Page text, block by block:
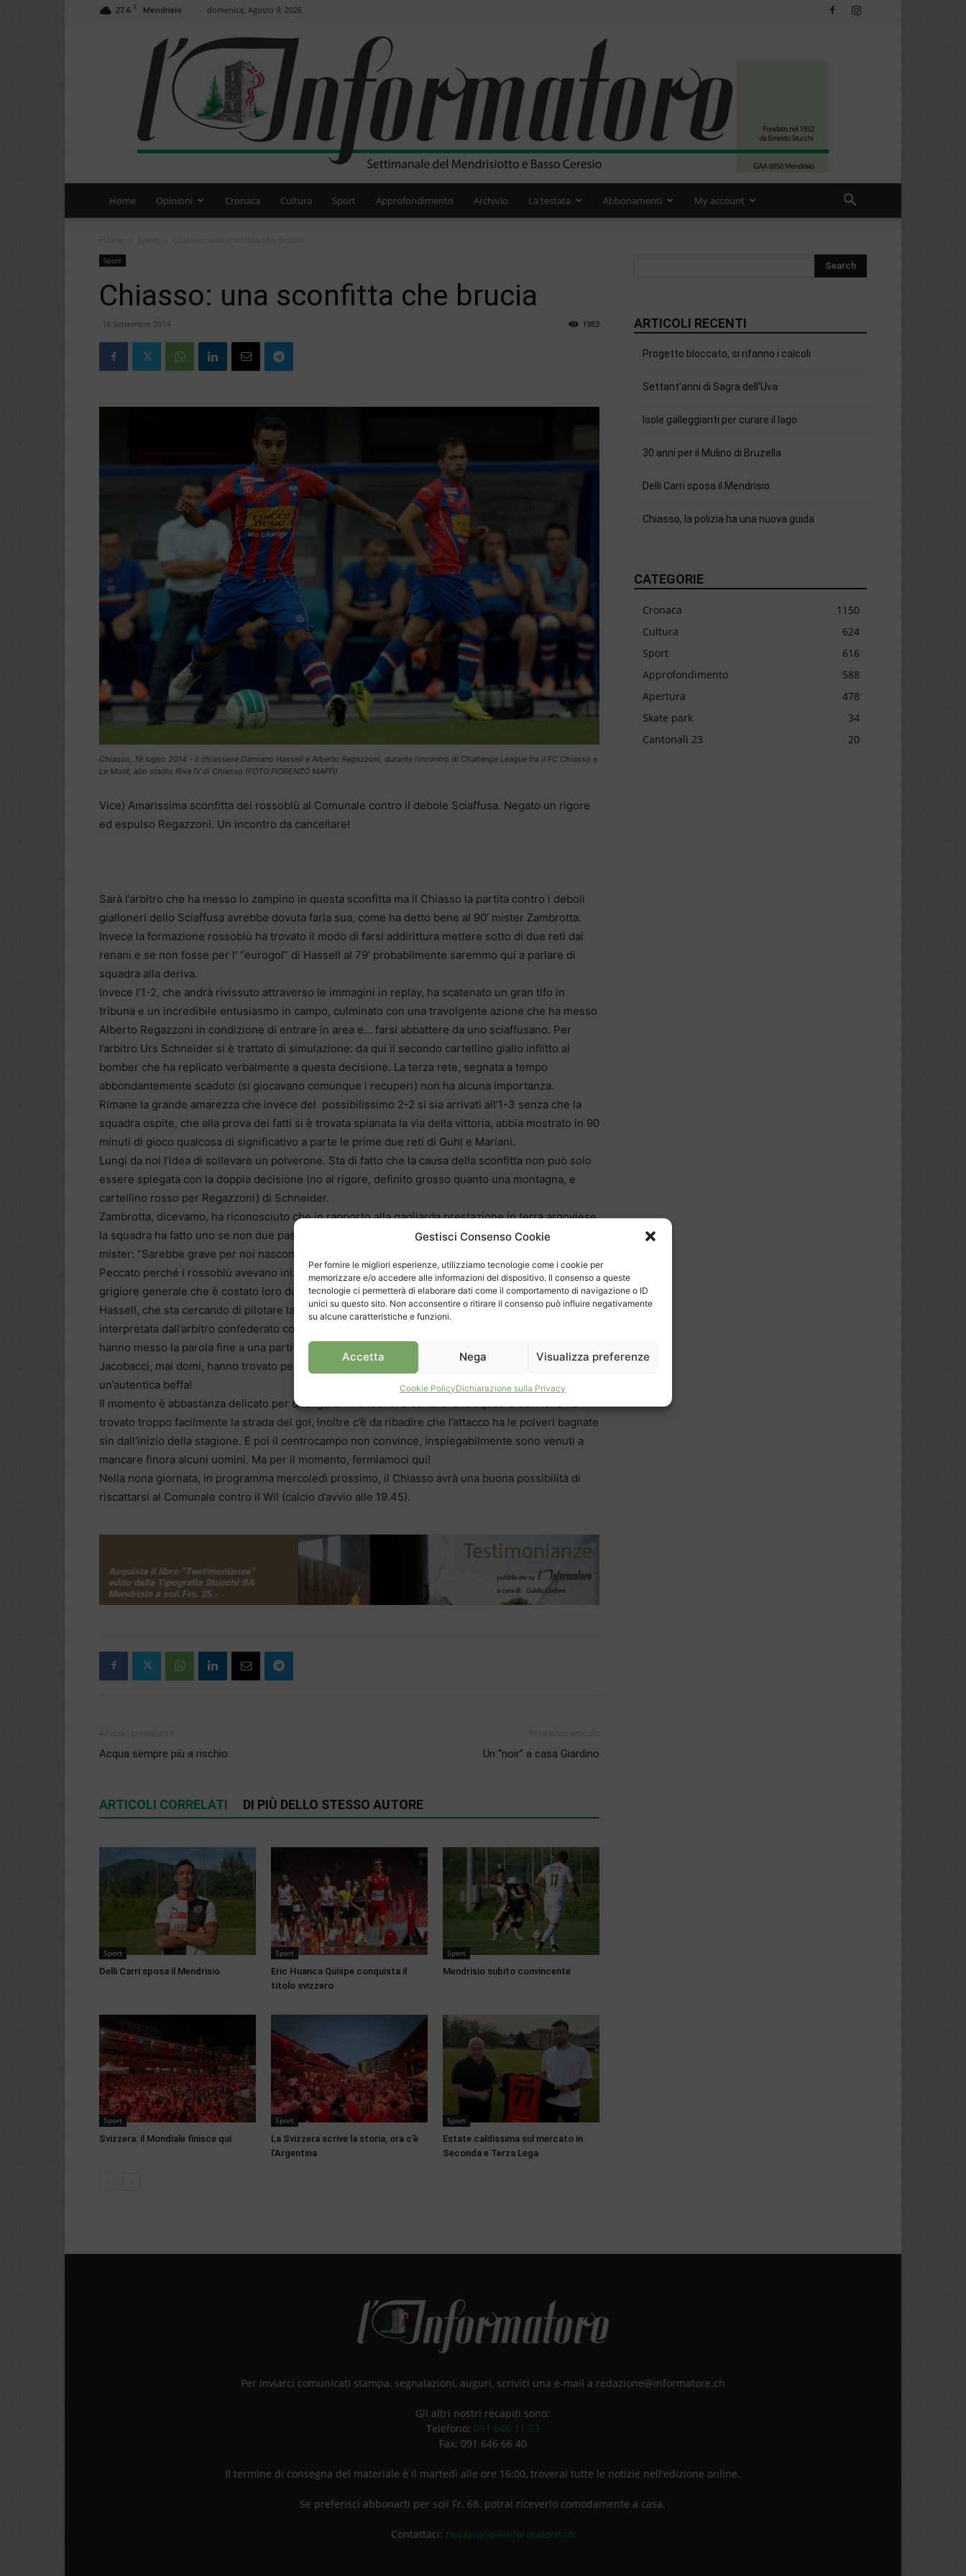
Gestisci Consenso Cookie
Per fornire le migliori esperienze, utilizziamo tecnologie come i cookie per
memorizzare e/o accedere alle informazioni del dispositivo. Il consenso a queste
tecnologie ci permetterà di elaborare dati come il comportamento di navigazione o ID
unici su questo sito. Non acconsentire o ritirare il consenso può influire negativamente
su alcune caratteristiche e funzioni.
Accetta Nega Visualizza preferenze
Cookie PolicyDichiarazione sulla Privacy
27.6 C Mendrisio domenica, Agosto 9, 2026
Home Opinioni Cronaca Cultura Sport Approfondimento Archivio La testata Abbonamenti My account
Sport
Chiasso: una sconfitta che brucia
18 Settembre 2014 1983
Chiasso, 19 luglio 2014 - il chiassese Damiano Hassell e Alberto Regazzoni, durante l'incontro di Challenge League fra il FC Chiasso e
Le Mont, allo stadio Riva IV di Chiasso (FOTO FIORENZO MAFFI)
Vice) Amarissima sconfitta dei rossoblù al Comunale contro il debole Sciaffusa. Negato un rigore
ed espulso Regazzoni. Un incontro da cancellare!
Sarà l’arbitro che ha messo lo zampino in questa sconfitta ma il Chiasso la partita contro i deboli
gialloneri dello Sciaffusa avrebbe dovuta farla sua, come ha detto bene al 90’ mister Zambrotta.
Invece la formazione rossoblù ha trovato il modo di farsi addirittura mettere sotto di due reti dai
renani e se non fosse per l’ “eurogol” di Hassell al 79’ probabilmente saremmo qui a parlare di
squadra alla deriva.
Invece l’1-2, che andrà rivissuto attraverso le immagini in replay, ha scatenato un gran tifo in
tribuna e un incredibile entusiasmo in campo, culminato con una travolgente azione che ha messo
Alberto Regazzoni in condizione di entrare in area e… farsi abbattere da uno sciaffusano. Per
l’arbitro Urs Schneider si è trattato di simulazione: da qui il secondo cartellino giallo inflitto al
bomber che ha replicato verbalmente a questa decisione. La terza rete, segnata a tempo
abbondantemente scaduto (si giocavano comunque i recuperi) non ha alcuna importanza.
Rimane la grande amarezza che invece del possibilissimo 2-2 si sia arrivati all’1-3 senza che la
squadra ospite, che alla prova dei fatti si è trovata spianata la via della vittoria, abbia mostrato in 90
minuti di gioco qualcosa di significativo a parte le prime due reti di Guhl e Mariani.
Lungi da noi l’idea di sollevare un polverone. Sta di fatto che la causa della sconfitta non può solo
essere spiegata con la doppia decisione (no al rigore, definito grosso quanto una montagna, e
cartellino rosso per Regazzoni) di Schneider.
Zambrotta, dicevamo, ha riconosciuto che in rapporto alla gagliarda prestazione in terra argoviese,
la squadra ha fatto uno se non due passi indietro. Riguardo all’arbitraggio ha tagliato corto il
mister: “Sarebbe grave per noi nasconderci dietro a un errore dell’arbitro”.
Peccato perché i rossoblù avevano iniziato l’incontro abbastanza bene per poi perdersi in un
grigiore generale che è costato loro due reti dopo un’ora abbondante di gioco. Il gran gol di
Hassell, che sta cercando di pilotare la squadra, e il mancato calcio di rigore (caduta in area
interpretata dall’arbitro confederato come una “Schwalbe”, termine caro agli svizzero-tedeschi)
hanno messo la parola fine a una partita molto deludente. Nei titoli di coda i ragazzi di Maurizio
Jacobacci, mai domi, hanno trovato per la terza volta il pertugio giusto per battere Guatelli:
un’autentica beffa!
Il momento è abbastanza delicato per dilungarci in critiche. È certo che la squadra del Reno ha
trovato troppo facilmente la strada del gol, inoltre c’è da ribadire che l’attacco ha le polveri bagnate
sin dall’inizio della stagione. E poi il centrocampo non convince, inspiegabilmente sono venuti a
mancare finora alcuni uomini. Ma per il momento, fermiamoci qui!
Nella nona giornata, in programma mercoledì prossimo, il Chiasso avrà una buona possibilità di
riscattarsi al Comunale contro il Wil (calcio d’avvio alle 19.45).
Acqua sempre più a rischio Un “noir” a casa Giardino
ARTICOLI CORRELATI DI PIÙ DELLO STESSO AUTORE
Sport
Delli Carri sposa il Mendrisio
Sport
Eric Huanca Quispe conquista il
titolo svizzero
Sport
Mendrisio subito convincente
Sport
Svizzera: il Mondiale finisce qui
Sport
La Svizzera scrive la storia, ora c’è
l’Argentina
Sport
Estate caldissima sul mercato in
Seconda e Terza Lega
ARTICOLI RECENTI
Progetto bloccato, si rifanno i calcoli
Settant’anni di Sagra dell’Uva
Isole galleggianti per curare il lago
30 anni per il Mulino di Bruzella
Delli Carri sposa il Mendrisio
Chiasso, la polizia ha una nuova guida
CATEGORIE
Cronaca
1150
Cultura
624
Sport
616
Approfondimento
588
Apertura
478
Skate park
34
Cantonali 23
20
Per inviarci comunicati stampa, segnalazioni, auguri, scrivici una e-mail a redazione@informatore.ch
Gli altri nostri recapiti sono:
Telefono: 091 646 11 53
Fax: 091 646 66 40
Il termine di consegna del materiale è il martedì alle ore 16:00, troverai tutte le notizie nell'edizione online.
Se preferisci abbonarti per soli Fr. 68. potrai riceverlo comodamente a casa.
Contattaci: redazione@informatore.ch